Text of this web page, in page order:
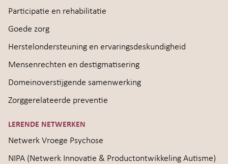
Participatie en rehabilitatie
Goede zorg
Herstelondersteuning en ervaringsdeskundigheid
Mensenrechten en destigmatisering
Domeinoverstijgende samenwerking
Zorggerelateerde preventie
LERENDE NETWERKEN
Netwerk Vroege Psychose
NIPA (Netwerk Innovatie & Productontwikkeling Autisme)